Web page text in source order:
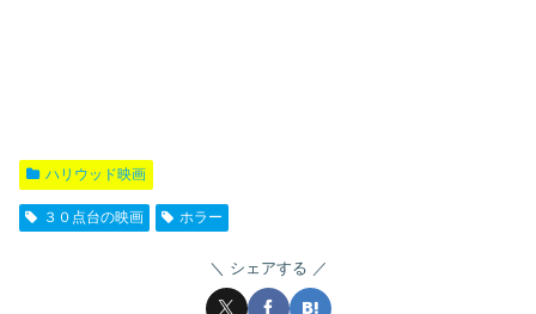
ハリウッド映画
３０点台の映画 ホラー
シェアする